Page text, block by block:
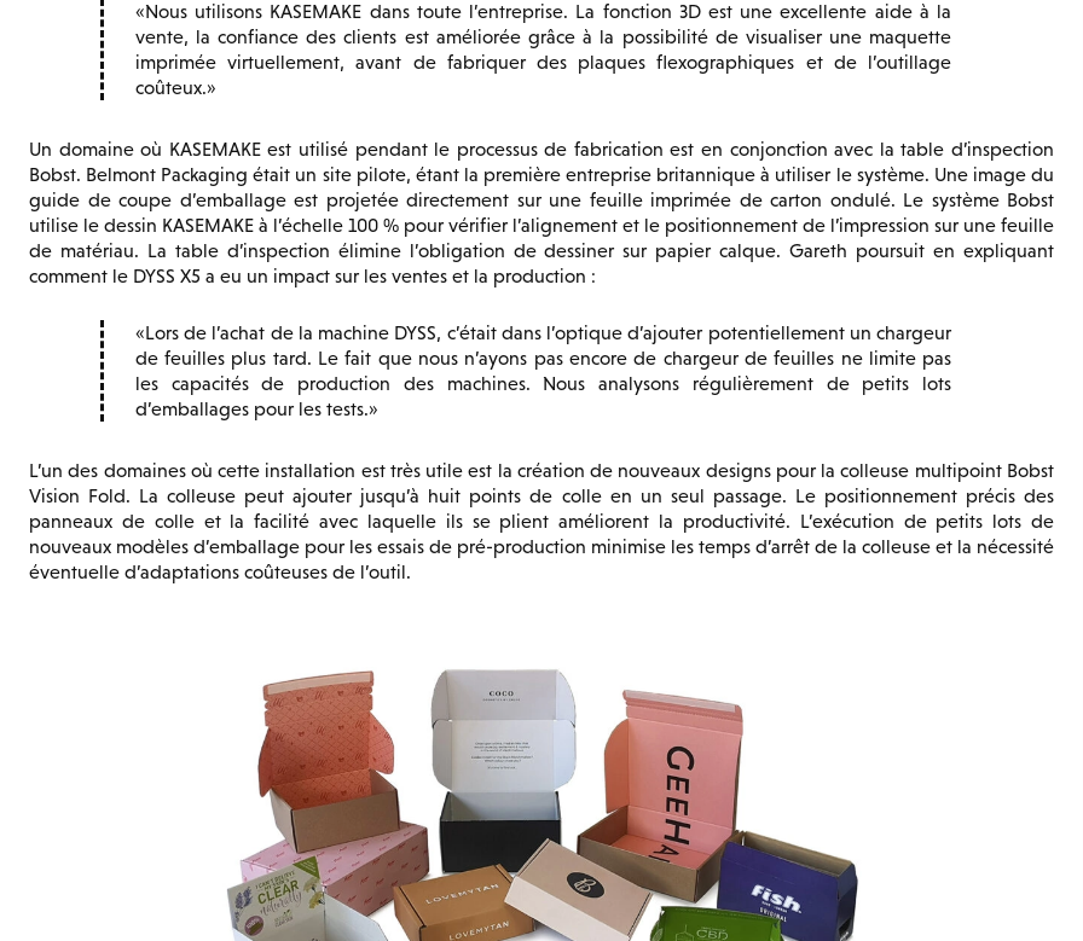
Nous utilisons KASEMAKE dans toute l’entreprise. La fonction 3D est une excellente aide à la
vente, la confiance des clients est améliorée grâce à la possibilité de visualiser une maquette
imprimée virtuellement, avant de fabriquer des plaques flexographiques et de l’outillage
coûteux.
Un domaine où KASEMAKE est utilisé pendant le processus de fabrication est en conjonction avec la table d’inspection
Bobst. Belmont Packaging était un site pilote, étant la première entreprise britannique à utiliser le système. Une image du
guide de coupe d’emballage est projetée directement sur une feuille imprimée de carton ondulé. Le système Bobst
utilise le dessin KASEMAKE à l’échelle 100 % pour vérifier l’alignement et le positionnement de l’impression sur une feuille
de matériau. La table d’inspection élimine l’obligation de dessiner sur papier calque. Gareth poursuit en expliquant
comment le DYSS X5 a eu un impact sur les ventes et la production :
Lors de l’achat de la machine DYSS, c’était dans l’optique d’ajouter potentiellement un chargeur
de feuilles plus tard. Le fait que nous n’ayons pas encore de chargeur de feuilles ne limite pas
les capacités de production des machines. Nous analysons régulièrement de petits lots
d’emballages pour les tests.
L’un des domaines où cette installation est très utile est la création de nouveaux designs pour la colleuse multipoint Bobst
Vision Fold. La colleuse peut ajouter jusqu’à huit points de colle en un seul passage. Le positionnement précis des
panneaux de colle et la facilité avec laquelle ils se plient améliorent la productivité. L’exécution de petits lots de
nouveaux modèles d’emballage pour les essais de pré-production minimise les temps d’arrêt de la colleuse et la nécessité
éventuelle d’adaptations coûteuses de l’outil.